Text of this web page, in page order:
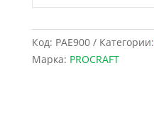
Код: PAE900 Категории:
Марка: PROCRAFT